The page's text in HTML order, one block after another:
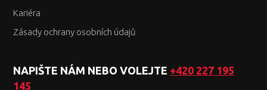
Kariéra
Zásady ochrany osobních údajů
NAPIŠTE NÁM NEBO VOLEJTE +420 227 195
145